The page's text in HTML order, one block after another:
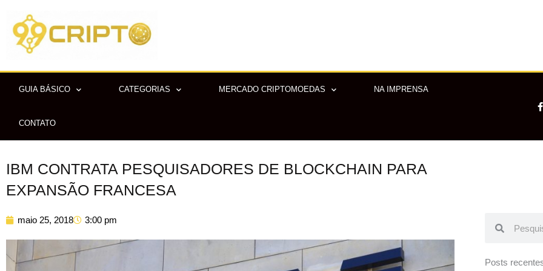
para
conteúdo
GUIA BÁSICO CATEGORIAS MERCADO CRIPTOMOEDAS NA IMPRENSA
CONTATO
F
a
IBM CONTRATA PESQUISADORES DE BLOCKCHAIN PARA
EXPANSÃO FRANCESA
maio 25, 2018 3:00 pm
Posts